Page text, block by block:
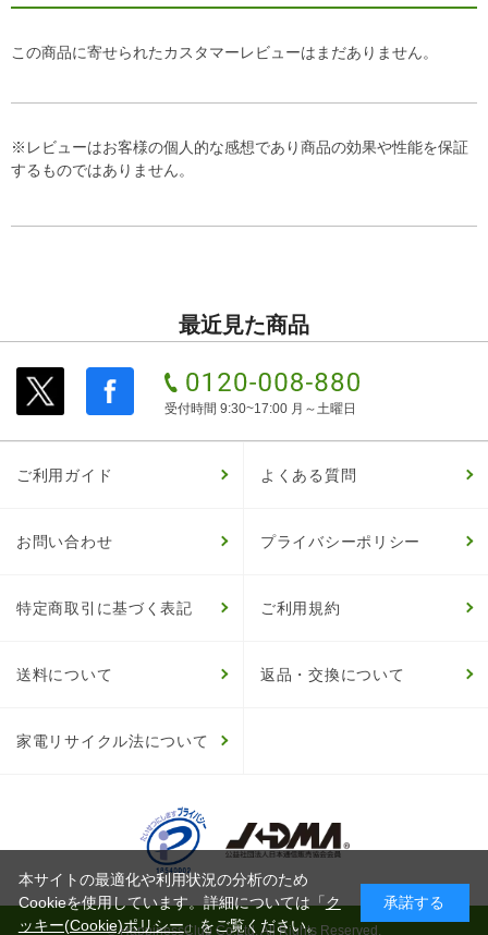
この商品に寄せられたカスタマーレビューはまだありません。
※レビューはお客様の個人的な感想であり商品の効果や性能を保証
するものではありません。
最近見た商品
受付時間 9:30~17:00 月～土曜日
ご利用ガイド よくある質問
お問い合わせ プライバシーポリシー
特定商取引に基づく表記 ご利用規約
送料について 返品・交換について
家電リサイクル法について
© HappinessClub Co.Ltd. All Rights Reserved.
本サイトの最適化や利用状況の分析のため
Cookieを使用しています。詳細については「ク
ッキー(Cookie)ポリシー」をご覧ください。
承諾する